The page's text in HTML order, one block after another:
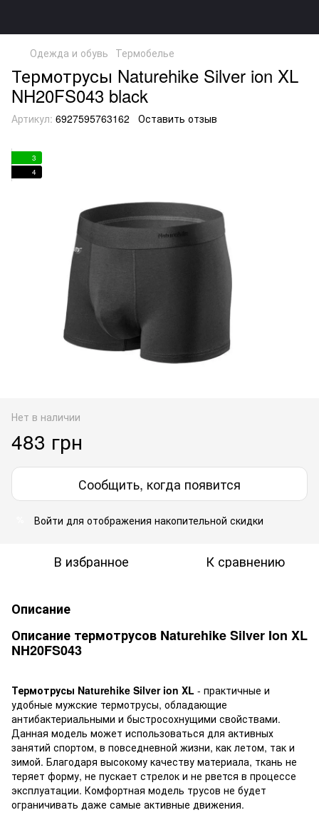
Одежда и обувь Термобелье
Термотрусы Naturehike Silver ion XL
NH20FS043 black
Артикул: 6927595763162 Оставить отзыв
3
4
Нет в наличии
483 грн
Сообщить, когда появится
Войти для отображения накопительной скидки
В избранное К сравнению
Описание
Описание термотрусов Naturehike Silver Ion XL
NH20FS043
Термотрусы Naturehike Silver ion XL - практичные и
удобные мужские термотрусы, обладающие
антибактериальными и быстросохнущими свойствами.
Данная модель может использоваться для активных
занятий спортом, в повседневной жизни, как летом, так и
зимой. Благодаря высокому качеству материала, ткань не
теряет форму, не пускает стрелок и не рвется в процессе
эксплуатации. Комфортная модель трусов не будет
ограничивать даже самые активные движения.